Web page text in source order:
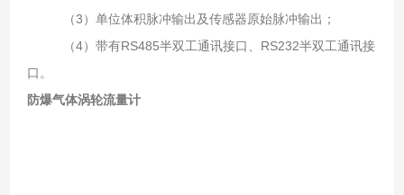
（3）单位体积脉冲输出及传感器原始脉冲输出；
（4）带有RS485半双工通讯接口、RS232半双工通讯接
口。
防爆气体涡轮流量计